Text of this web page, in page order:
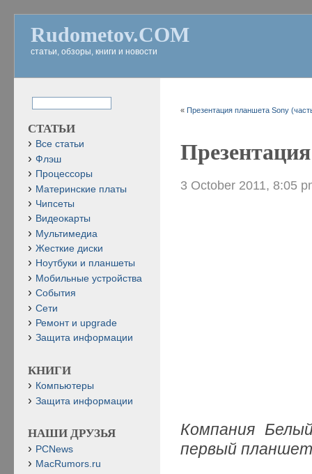
Rudometov.COM
статьи, обзоры, книги и новости
«Презентация планшета Sony
3 October 2011, 8:05
Компания
первый
СТАТЬИ
Все статьи
Флэш
Процессоры
Материнские платы
Чипсеты
Видеокарты
Мультимедиа
Жесткие диски
Ноутбуки и планшеты
Мобильные устройства
События
Сети
Ремонт и upgrade
Защита информации
КНИГИ
Компьютеры
Защита информации
НАШИ ДРУЗЬЯ
PCNews
MacRumors.ru